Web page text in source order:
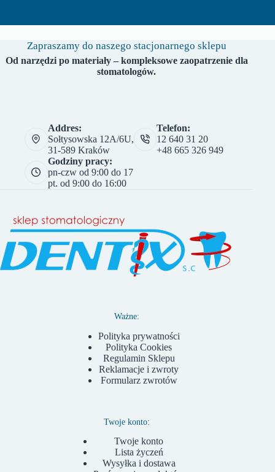
Zapraszamy do naszego stacjonarnego sklepu
Od narzędzi po materiały – kompleksowe zaopatrzenie dla
stomatologów.
Addres:
Sołtysowska 12A/6U,
31-589 Kraków
Telefon:
12 640 31 20
+48 665 326 949
Godziny pracy:
pn-czw od 9:00 do 17
pt. od 9:00 do 16:00
Ważne:
Polityka prywatności
Polityka Cookies
Regulamin Sklepu
Reklamacje i zwroty
Formularz zwrotów
Twoje konto:
Twoje konto
Lista życzeń
Wysyłka i dostawa